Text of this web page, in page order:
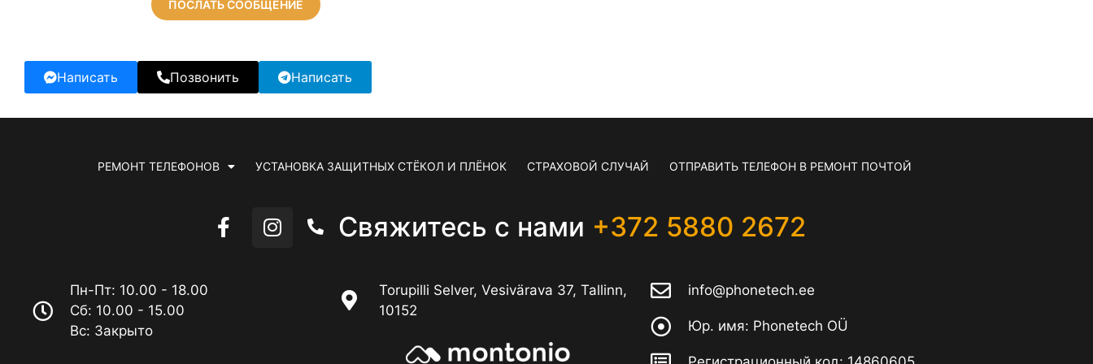
ПОСЛАТЬ СООБЩЕНИЕ
Написать Позвонить Написать
РЕМОНТ ТЕЛЕФОНОВ УСТАНОВКА ЗАЩИТНЫХ СТЁКОЛ И ПЛЁНОК СТРАХОВОЙ СЛУЧАЙ ОТПРАВИТЬ ТЕЛЕФОН В РЕМОНТ ПОЧТОЙ
Свяжитесь с нами +372 5880 2672
Пн-Пт: 10.00 - 18.00
Сб: 10.00 - 15.00
Вс: Закрыто
Torupilli Selver, Vesivärava 37, Tallinn,
10152
info@phonetech.ee
Юр. имя: Phonetech OÜ